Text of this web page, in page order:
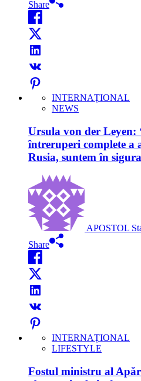
Share
INTERNAȚIONAL
NEWS
Ursula von der Leyen:
întreruperi complete a
Rusia, suntem în
APOSTOL
Share
INTERNAȚIONAL
LIFESTYLE
Fostul ministru al